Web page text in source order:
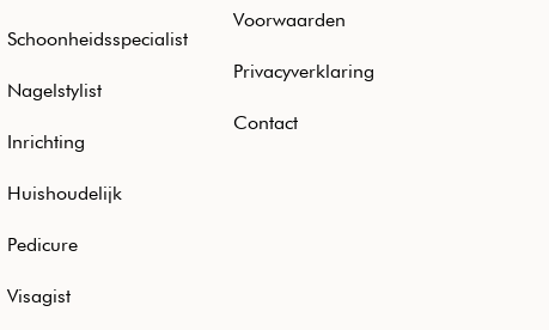
Schoonheidsspecialist
Nagelstylist
Inrichting
Huishoudelijk
Pedicure
Visagist
Voorwaarden
Privacyverklaring
Contact